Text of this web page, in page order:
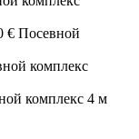
€ Посевной
комплекс
комплекс 4 м